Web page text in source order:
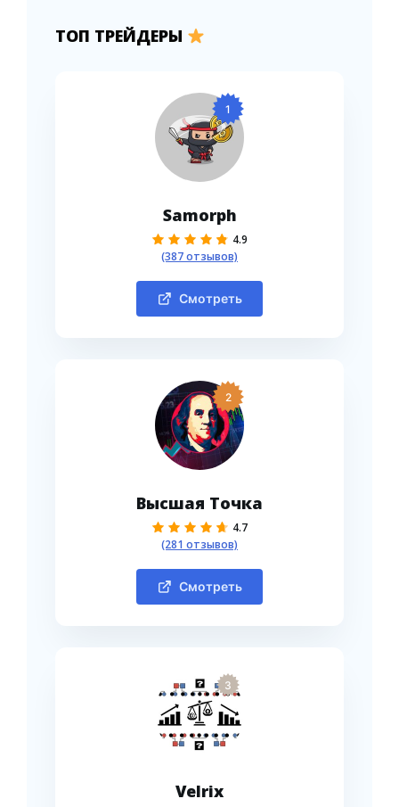
ТОП ТРЕЙДЕРЫ
1
Samorph
4.9
(387 отзывов)
Смотреть
2
Высшая Точка
4.7
(281 отзывов)
Смотреть
3
Velrix